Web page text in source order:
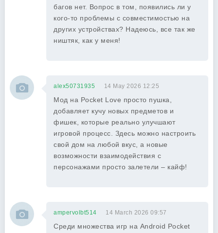
багов нет. Вопрос в том, появились ли у
кого-то проблемы с совместимостью на
других устройствах? Надеюсь, все так же
ништяк, как у меня!
alex50731935 14 May 2026 12:25
Мод на Pocket Love просто пушка,
добавляет кучу новых предметов и
фишек, которые реально улучшают
игровой процесс. Здесь можно настроить
свой дом на любой вкус, а новые
возможности взаимодействия с
персонажами просто залетели – кайф!
ampervolbt514 14 March 2026 09:57
Среди множества игр на Android Pocket